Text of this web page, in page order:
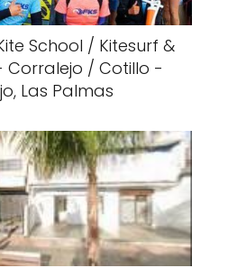
School / Kitesurf &
/ Cotillo -
Las Palmas